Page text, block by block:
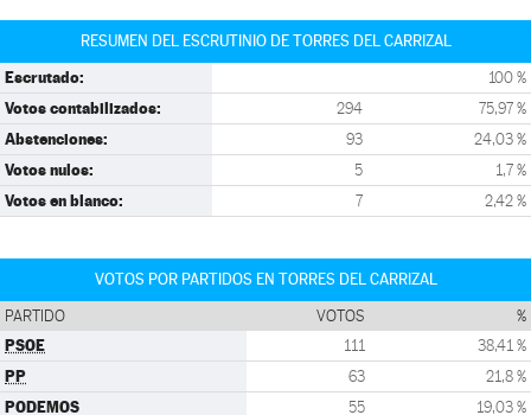
RESUMEN DEL ESCRUTINIO DE TORRES DEL CARRIZAL
Escrutado: 100 %
Votos contabilizados: 294 75,97 %
Abstenciones: 93 24,03 %
Votos nulos: 5 1,7 %
Votos en blanco: 7 2,42 %
VOTOS POR PARTIDOS EN TORRES DEL CARRIZAL
PARTIDO VOTOS %
PSOE 111 38,41 %
PP 63 21,8 %
PODEMOS 55 19,03 %